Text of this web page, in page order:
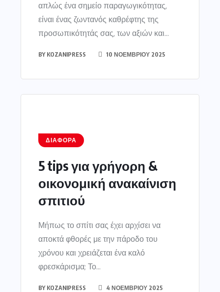
απλώς ένα σημείο παραγωγικότητας,
είναι ένας ζωντανός καθρέφτης της
προσωπικότητάς σας, των αξιών και...
BY KOZANIPRESS 10 ΝΟΕΜΒΡΊΟΥ 2025
ΔΙΆΦΟΡΑ
5 tips για γρήγορη &
οικονομική ανακαίνιση
σπιτιού
Μήπως το σπίτι σας έχει αρχίσει να
αποκτά φθορές με την πάροδο του
χρόνου και χρειάζεται ένα καλό
φρεσκάρισμα; Το...
BY KOZANIPRESS 4 ΝΟΕΜΒΡΊΟΥ 2025